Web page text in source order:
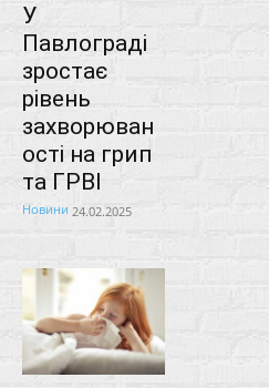
У
Павлограді
зростає
рівень
захворюван
ості на грип
та ГРВІ
Новини 24.02.2025